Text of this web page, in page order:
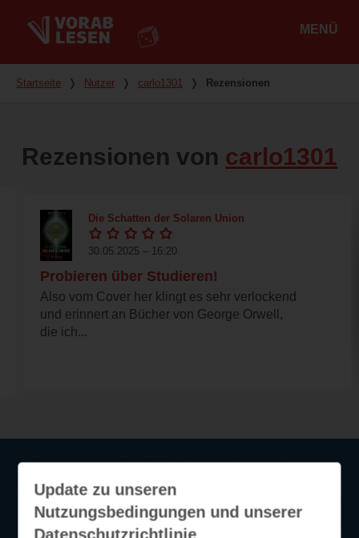
MENÜ
Du bist hier
Startseite ❭ Nutzer ❭ carlo1301 ❭ Rezensionen
Rezensionen von carlo1301
Die Schatten der Solaren Union
30.05.2025 – 16:20
Probieren über Studieren!
Also vom Cover her klingt es sehr verlockend
und erinnert an Bücher von George Orwell,
die ich...
Update zu unseren
Nutzungsbedingungen und unserer
Datenschutzrichtlinie
Service
So funktioniert‘s